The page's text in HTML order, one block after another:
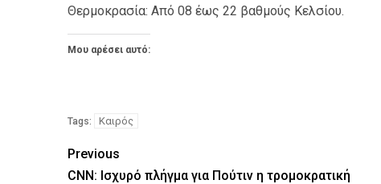
Θερμοκρασία: Από 08 έως 22 βαθμούς Κελσίου.
Μου αρέσει αυτό:
Tags: Καιρός
Previous
CNN: Ισχυρό πλήγμα για Πούτιν η τρομοκρατική